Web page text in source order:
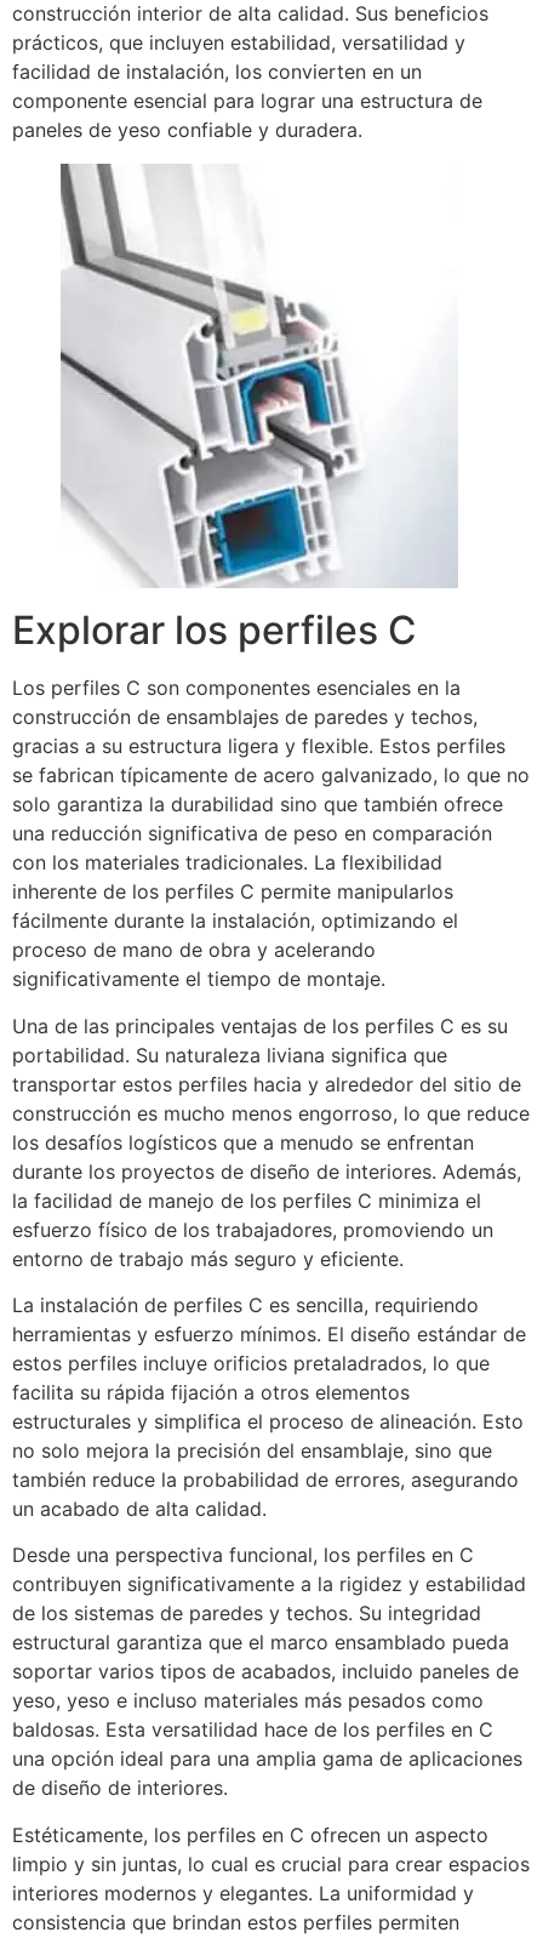
construcción interior de alta calidad. Sus beneficios
prácticos, que incluyen estabilidad, versatilidad y
facilidad de instalación, los convierten en un
componente esencial para lograr una estructura de
paneles de yeso confiable y duradera.
Explorar los perfiles C
Los perfiles C son componentes esenciales en la
construcción de ensamblajes de paredes y techos,
gracias a su estructura ligera y flexible. Estos perfiles
se fabrican típicamente de acero galvanizado, lo que no
solo garantiza la durabilidad sino que también ofrece
una reducción significativa de peso en comparación
con los materiales tradicionales. La flexibilidad
inherente de los perfiles C permite manipularlos
fácilmente durante la instalación, optimizando el
proceso de mano de obra y acelerando
significativamente el tiempo de montaje.
Una de las principales ventajas de los perfiles C es su
portabilidad. Su naturaleza liviana significa que
transportar estos perfiles hacia y alrededor del sitio de
construcción es mucho menos engorroso, lo que reduce
los desafíos logísticos que a menudo se enfrentan
durante los proyectos de diseño de interiores. Además,
la facilidad de manejo de los perfiles C minimiza el
esfuerzo físico de los trabajadores, promoviendo un
entorno de trabajo más seguro y eficiente.
La instalación de perfiles C es sencilla, requiriendo
herramientas y esfuerzo mínimos. El diseño estándar de
estos perfiles incluye orificios pretaladrados, lo que
facilita su rápida fijación a otros elementos
estructurales y simplifica el proceso de alineación. Esto
no solo mejora la precisión del ensamblaje, sino que
también reduce la probabilidad de errores, asegurando
un acabado de alta calidad.
Desde una perspectiva funcional, los perfiles en C
contribuyen significativamente a la rigidez y estabilidad
de los sistemas de paredes y techos. Su integridad
estructural garantiza que el marco ensamblado pueda
soportar varios tipos de acabados, incluido paneles de
yeso, yeso e incluso materiales más pesados como
baldosas. Esta versatilidad hace de los perfiles en C
una opción ideal para una amplia gama de aplicaciones
de diseño de interiores.
Estéticamente, los perfiles en C ofrecen un aspecto
limpio y sin juntas, lo cual es crucial para crear espacios
interiores modernos y elegantes. La uniformidad y
consistencia que brindan estos perfiles permiten